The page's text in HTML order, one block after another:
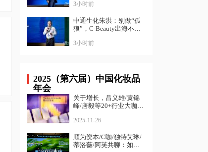
妆品大会
3小时前
中通生化朱洪：别做“孤
狼”，C-Beauty出海不是
品大会
3小时前
2025（第六届）中国化妆品
年会
关于增长，吕义雄/黄锦
峰/唐毅等20+行业大咖给
2025-11-26
顺为资本/C咖/独特艾琳/
蒂洛薇/阿芙共聊：如何